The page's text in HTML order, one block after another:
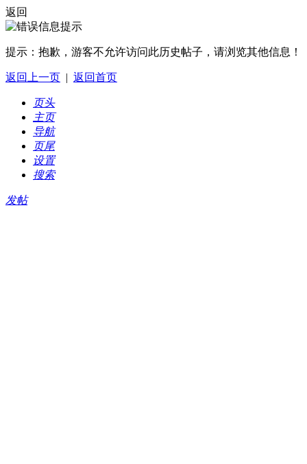
返回
提示： 抱歉，游客不允许访问此历史帖子，请浏览其他信息！
返回上一页 | 返回首页
页头
主页
导航
页尾
设置
搜索
发帖